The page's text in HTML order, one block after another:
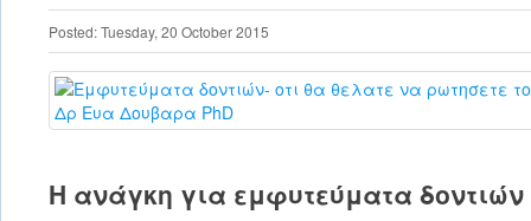
Posted: Tuesday, 20 October 2015
Η ανάγκη για εμφυτεύματα δοντιών